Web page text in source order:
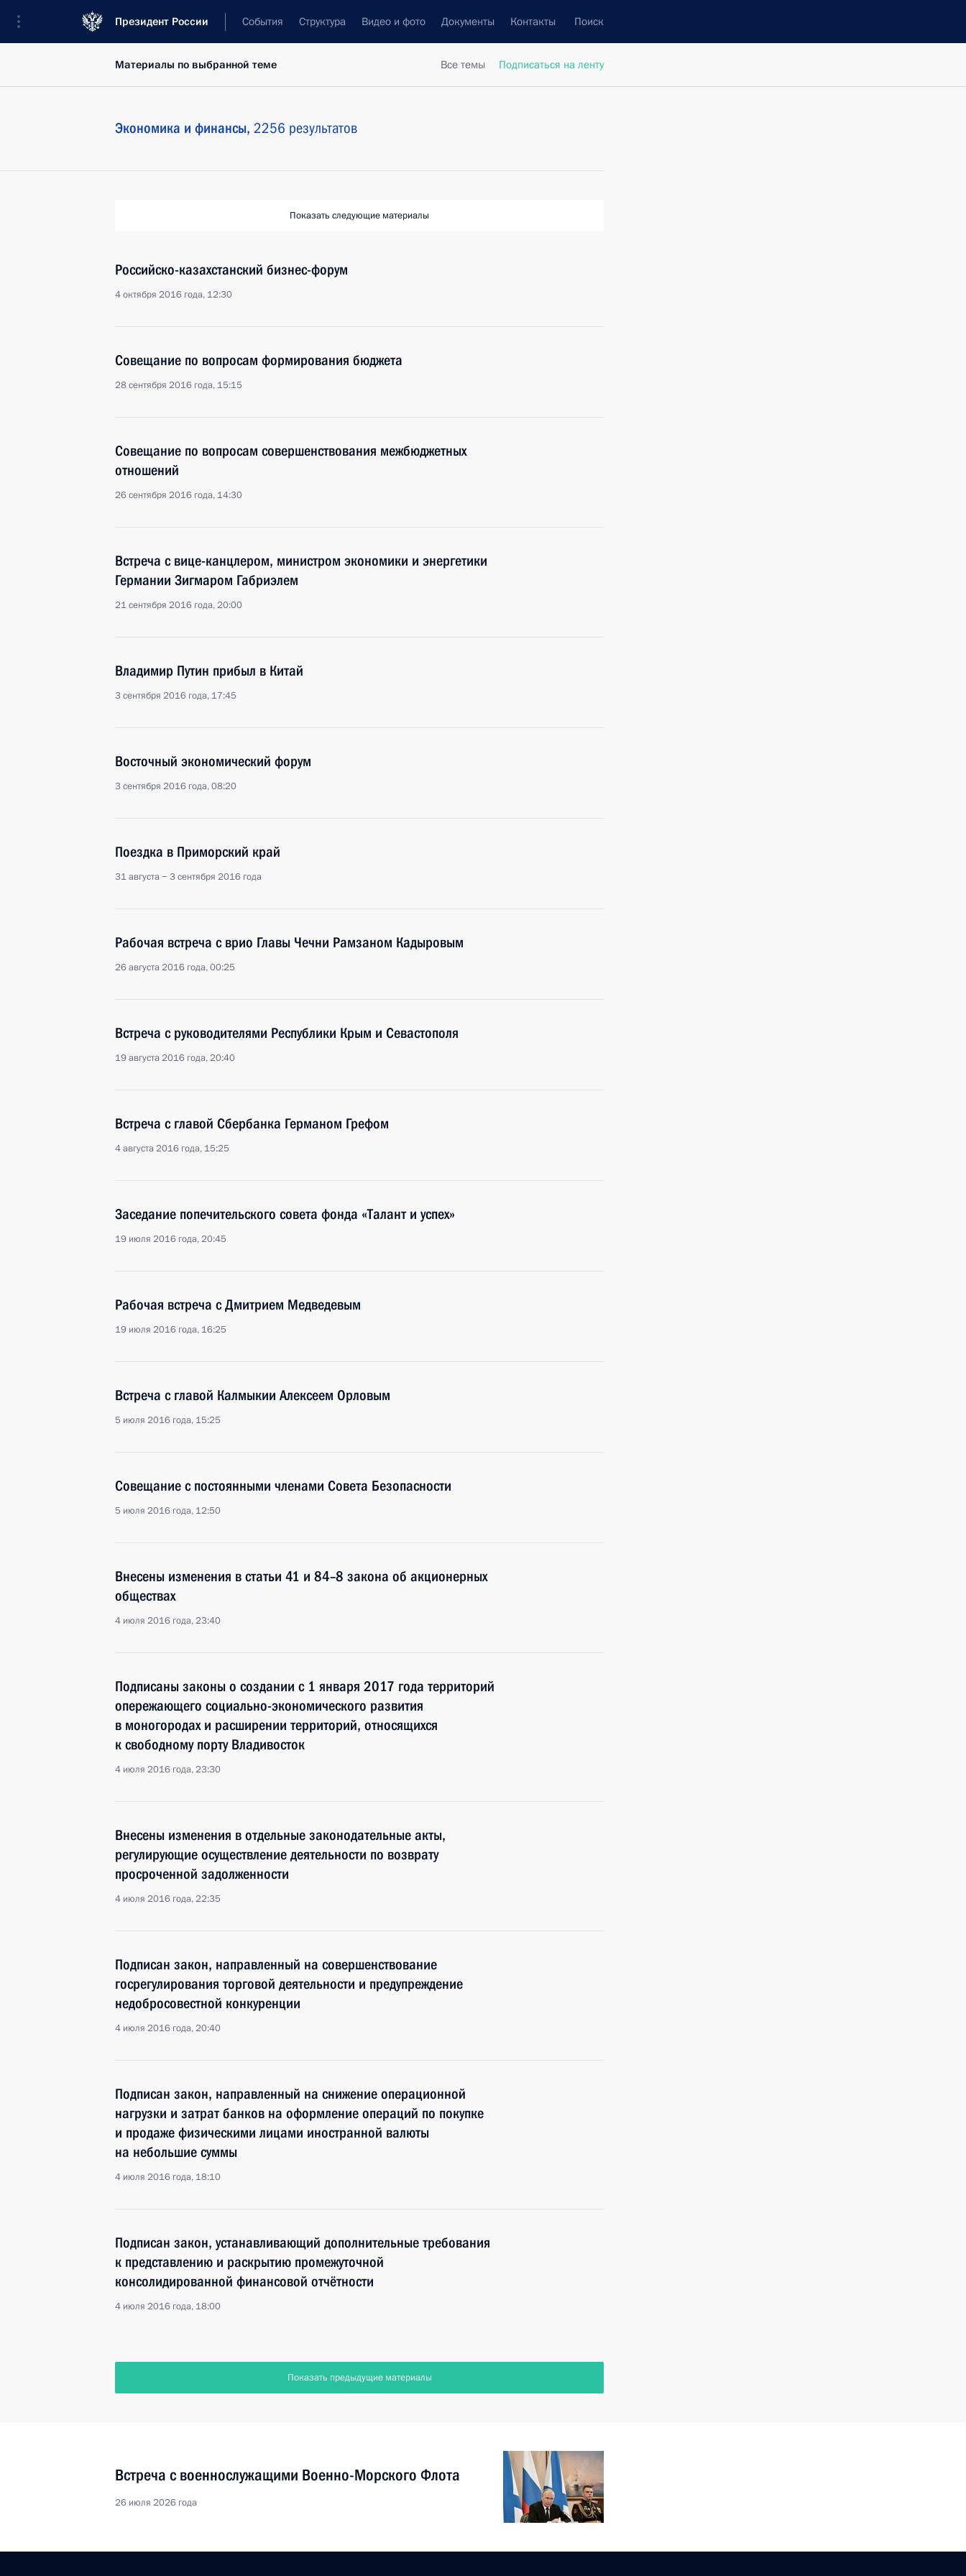
Президент России События Структура Видео и фото Документы Контакты Поиск
Все темы Подписаться на ленту
Материалы по выбранной теме
Экономика и финансы, 2256 результатов
Показать следующие материалы
Российско-казахстанский бизнес-форум
4 октября 2016 года, 12:30
Совещание по вопросам формирования бюджета
28 сентября 2016 года, 15:15
Совещание по вопросам совершенствования межбюджетных
отношений
26 сентября 2016 года, 14:30
Встреча с вице-канцлером, министром экономики и энергетики
Германии Зигмаром Габриэлем
21 сентября 2016 года, 20:00
Владимир Путин прибыл в Китай
3 сентября 2016 года, 17:45
Восточный экономический форум
3 сентября 2016 года, 08:20
Поездка в Приморский край
31 августа − 3 сентября 2016 года
Рабочая встреча с врио Главы Чечни Рамзаном Кадыровым
26 августа 2016 года, 00:25
Встреча с руководителями Республики Крым и Севастополя
19 августа 2016 года, 20:40
Встреча с главой Сбербанка Германом Грефом
4 августа 2016 года, 15:25
Заседание попечительского совета фонда «Талант и успех»
19 июля 2016 года, 20:45
Рабочая встреча с Дмитрием Медведевым
19 июля 2016 года, 16:25
Встреча с главой Калмыкии Алексеем Орловым
5 июля 2016 года, 15:25
Совещание с постоянными членами Совета Безопасности
5 июля 2016 года, 12:50
Внесены изменения в статьи 41 и 84–8 закона об акционерных
обществах
4 июля 2016 года, 23:40
Подписаны законы о создании с 1 января 2017 года территорий
опережающего социально-экономического развития
в моногородах и расширении территорий, относящихся
к свободному порту Владивосток
4 июля 2016 года, 23:30
Внесены изменения в отдельные законодательные акты,
регулирующие осуществление деятельности по возврату
просроченной задолженности
4 июля 2016 года, 22:35
Подписан закон, направленный на совершенствование
госрегулирования торговой деятельности и предупреждение
недобросовестной конкуренции
4 июля 2016 года, 20:40
Подписан закон, направленный на снижение операционной
нагрузки и затрат банков на оформление операций по покупке
и продаже физическими лицами иностранной валюты
на небольшие суммы
4 июля 2016 года, 18:10
Подписан закон, устанавливающий дополнительные требования
к представлению и раскрытию промежуточной
консолидированной финансовой отчётности
4 июля 2016 года, 18:00
Показать предыдущие материалы
Встреча с военнослужащими Военно-Морского Флота
26 июля 2026 года